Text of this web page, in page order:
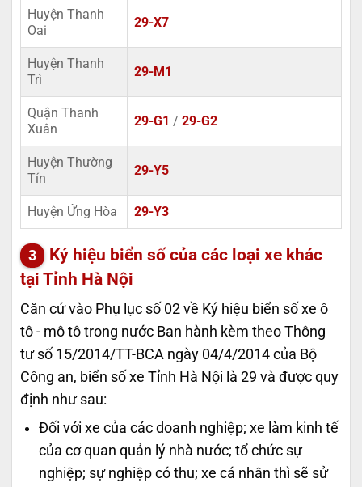
Huyện Thanh
Oai
29-X7
Huyện Thanh
Trì
29-M1
Quận Thanh
Xuân
29-G1 / 29-G2
Huyện Thường
Tín
29-Y5
Huyện Ứng Hòa 29-Y3
Ký hiệu biển số của các loại xe khác
tại Tỉnh Hà Nội
Căn cứ vào Phụ lục số 02 về Ký hiệu biển số xe ô
tô - mô tô trong nước Ban hành kèm theo Thông
tư số 15/2014/TT-BCA ngày 04/4/2014 của Bộ
Công an, biển số xe Tỉnh Hà Nội là 29 và được quy
định như sau:
Đối với xe của các doanh nghiệp; xe làm kinh tế
của cơ quan quản lý nhà nước; tổ chức sự
nghiệp; sự nghiệp có thu; xe cá nhân thì sẽ sử